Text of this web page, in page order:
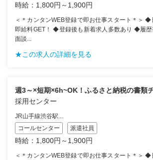
時給：1,800円～1,900円
＜＊カンタンWEB登録で即お仕事スタート＊＞ ◆
即給料GET！ ◆登録後も新着求人多数あり ◆履歴
面談...
★この求人の詳細を見る
週3～×短期×6h~OK！ふるさと納税の書類
採用センター
JR山手線渋谷駅...
コールセンター
派遣社員
時給：1,800円～1,900円
＜＊カンタンWEB登録で即お仕事スタート＊＞ ◆